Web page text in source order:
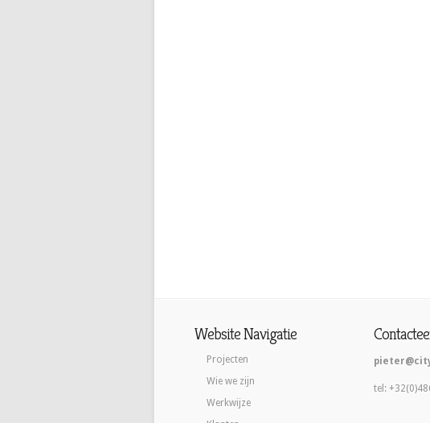
Website Navigatie
Projecten
Wie we zijn
Werkwijze
tel: